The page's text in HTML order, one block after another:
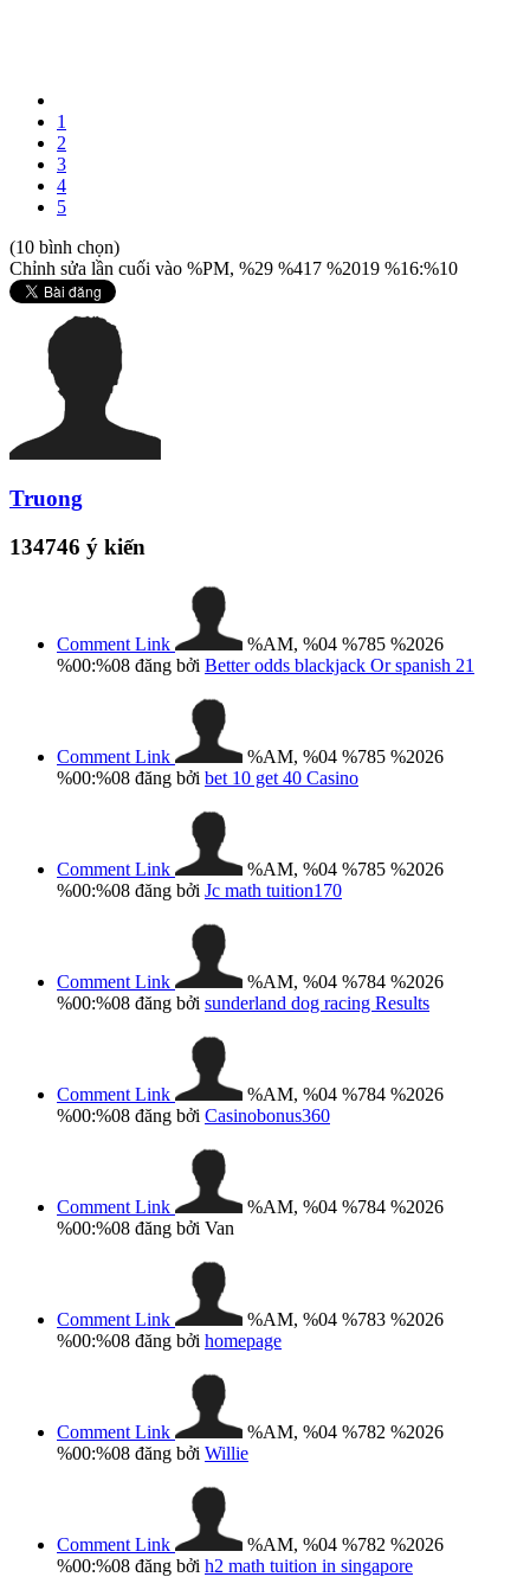
1
2
3
4
5
(10 bình chọn)
Chỉnh sửa lần cuối vào %PM, %29 %417 %2019 %16:%10
Truong
134746 ý kiến
Comment Link
%AM, %04 %785 %2026
%00:%08 đăng bởi Better odds blackjack Or spanish 21
Comment Link
%AM, %04 %785 %2026
%00:%08 đăng bởi bet 10 get 40 Casino
Comment Link
%AM, %04 %785 %2026
%00:%08 đăng bởi Jc math tuition170
Comment Link
%AM, %04 %784 %2026
%00:%08 đăng bởi sunderland dog racing Results​
Comment Link
%AM, %04 %784 %2026
%00:%08 đăng bởi Casinobonus360
Comment Link
%AM, %04 %784 %2026
%00:%08 đăng bởi Van
Comment Link
%AM, %04 %783 %2026
%00:%08 đăng bởi homepage
Comment Link
%AM, %04 %782 %2026
%00:%08 đăng bởi Willie
Comment Link
%AM, %04 %782 %2026
%00:%08 đăng bởi h2 math tuition in singapore